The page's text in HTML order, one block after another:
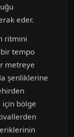
eder.
ritmini
tempo
metreye
şenliklerine
için bölge